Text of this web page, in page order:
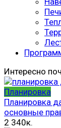
Интересно
Планировка
Планировка
основные
2 340к.